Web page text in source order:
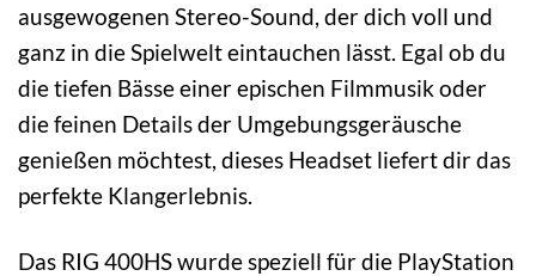
ausgewogenen Stereo-Sound, der dich voll und
ganz in die Spielwelt eintauchen lässt. Egal ob du
die tiefen Bässe einer epischen Filmmusik oder
die feinen Details der Umgebungsgeräusche
genießen möchtest, dieses Headset liefert dir das
perfekte Klangerlebnis.
Das RIG 400HS wurde speziell für die PlayStation